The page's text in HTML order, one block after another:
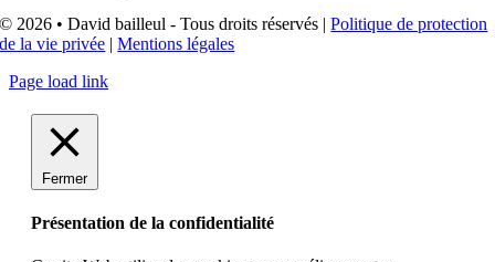
© 2026 • David bailleul - Tous droits réservés |Politique de protection
de la vie privée |Mentions légales
Page load link
Fermer
Présentation de la confidentialité